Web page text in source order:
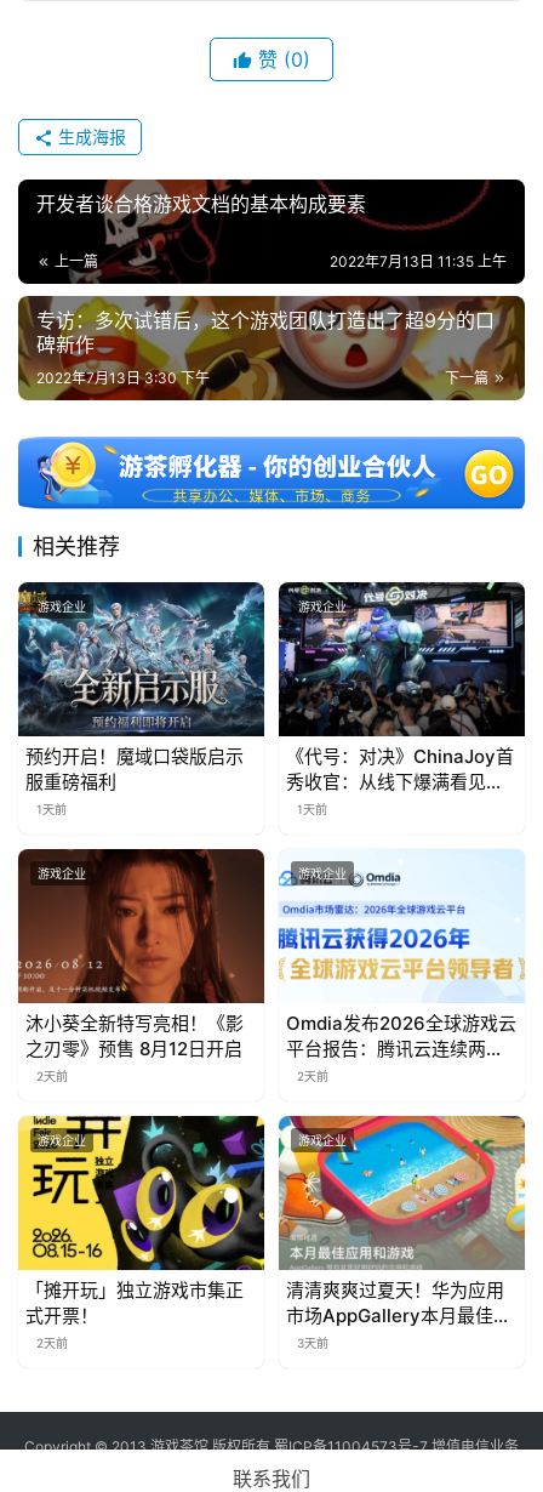
闲
戏
0
2
5
第
十
三
届
奖
7
月
3
0
游
对
接
会
海
站
中
文
赞 (0)
生成海报
开发者谈合格游戏文档的基本构成要素
上一篇 2022年7月13日 11:35 上午
专访：多次试错后，这个游戏团队打造出了超9分的口
碑新作
下一篇
2022年7月13日 3:30 下午
相关推荐
游戏企业
预约开启！魔域口袋版启示
服重磅福利
1天前
游戏企业
《代号：对决》ChinaJoy首
秀收官：从线下爆满看见玩
家的真实期待
1天前
游戏企业
沐小葵全新特写亮相！《影
之刃零》预售 8月12日开启
2天前
游戏企业
Omdia发布2026全球游戏云
平台报告：腾讯云连续两年
入选“领导者”象限
2天前
游戏企业
「摊开玩」独立游戏市集正
式开票！
2天前
游戏企业
清清爽爽过夏天！华为应用
市场AppGallery本月最佳上
新，款款提升幸福感
3天前
Copyright © 2013 游戏茶馆 版权所有蜀ICP备11004573号-7增值电信业务
经营许可证 川B2-20170060号
联系我们